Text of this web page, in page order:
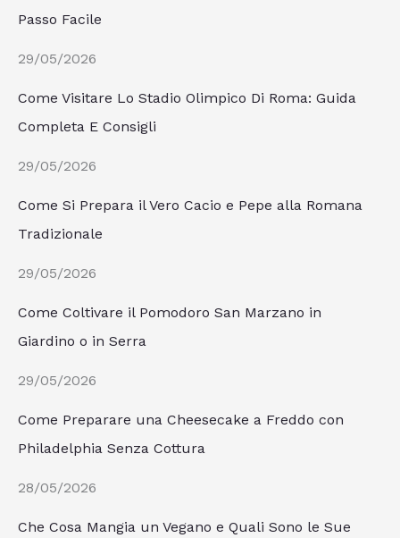
Passo Facile
29/05/2026
Come Visitare Lo Stadio Olimpico Di Roma: Guida
Completa E Consigli
29/05/2026
Come Si Prepara il Vero Cacio e Pepe alla Romana
Tradizionale
29/05/2026
Come Coltivare il Pomodoro San Marzano in
Giardino o in Serra
29/05/2026
Come Preparare una Cheesecake a Freddo con
Philadelphia Senza Cottura
28/05/2026
Che Cosa Mangia un Vegano e Quali Sono le Sue